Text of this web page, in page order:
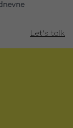
Let's talk
Let's talk